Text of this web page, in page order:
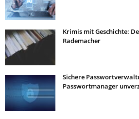
Krimis mit Geschichte:
Rademacher
Sichere
Passwortmanager